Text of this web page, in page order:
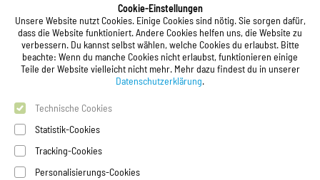
Cookie-Einstellungen
Unsere Website nutzt Cookies. Einige Cookies sind nötig. Sie sorgen dafür,
dass die Website funktioniert. Andere Cookies helfen uns, die Website zu
verbessern. Du kannst selbst wählen, welche Cookies du erlaubst. Bitte
beachte: Wenn du manche Cookies nicht erlaubst, funktionieren einige
Teile der Website vielleicht nicht mehr. Mehr dazu findest du in unserer
Datenschutzerklärung.
Technische Cookies
Statistik-Cookies
Tracking-Cookies
Personalisierungs-Cookies
Studierendenwerk Vorderpfalz
Studierendenwerk Vorderpfalz
Anstalt des öffentlichen Rechts
Xylanderstraße 17
76829 Landau in der Pfalz
Telefon:+49 6341 9179 0
Telefax: +49 6341 9179 16
E-Mail:
info@stw-vp.de